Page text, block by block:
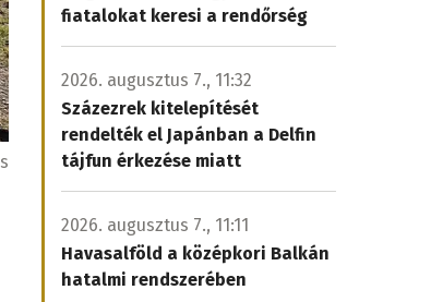
fiatalokat keresi a rendőrség
2026. augusztus 7., 11:32
Százezrek kitelepítését
rendelték el Japánban a Delfin
tájfun érkezése miatt
2026. augusztus 7., 11:11
Havasalföld a középkori Balkán
hatalmi rendszerében